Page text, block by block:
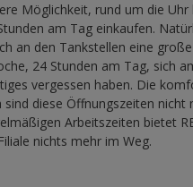
Möglichkeit, rund um die
am Tag einkaufen.
an den Tankstellen eine
24 Stunden am Tag, sich
vergessen haben. Die
sind diese Öffnungszeiten
Arbeitszeiten bietet
nichts mehr im Weg.